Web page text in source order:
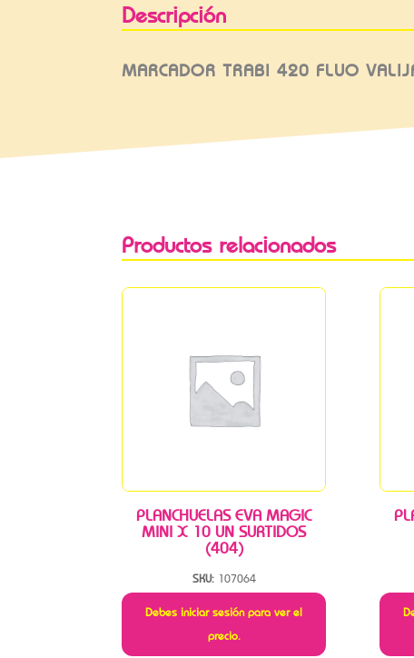
Descripción
MARCADOR TRABI 420 FLUO
Productos relacionados
PLANCHUELAS EVA MAGIC
MINI X 10 UN SURTIDOS
(404)
SKU: 107064
Debes iniciar sesión para ver el
precio.